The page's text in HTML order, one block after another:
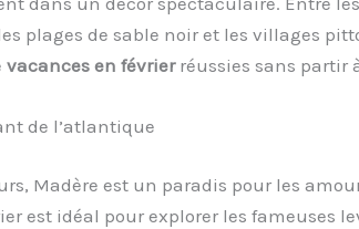
plages de sable noir et les villages
vacances en févrierréussies sans partir
de l’atlantique
Madère est un paradis pour les
est idéal pour explorer les fameuses